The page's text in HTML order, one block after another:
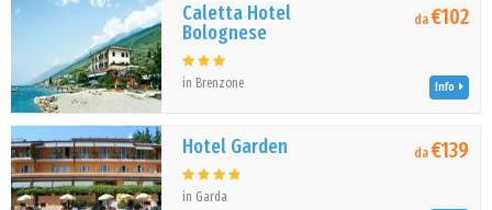
Caletta Hotel
Bolognese
in Brenzone
da€102
Info
Hotel Garden
in Garda
da€139